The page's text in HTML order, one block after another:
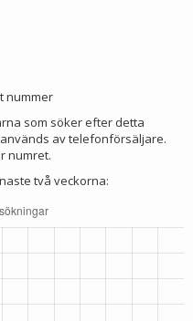
nummer
som söker efter detta
av telefonförsäljare.
numret.
två veckorna: